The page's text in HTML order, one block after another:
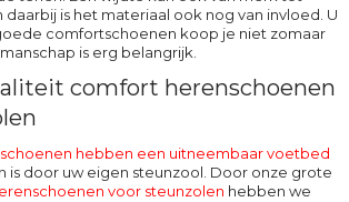
daarbij is het materiaal ook nog van invloed. U
comfortschoenen koop je niet zomaar
is erg belangrijk.
comfort herenschoenen
hebben een uitneembaar voetbed
is door uw eigen steunzool. Door onze grote
voor steunzolen hebben we